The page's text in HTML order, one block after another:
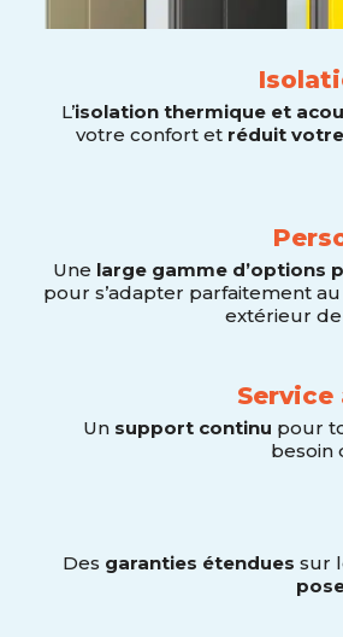
L’isolation thermique et
votre confort et réduit
Une large gamme d’options
pour s’adapter parfaitement
extérieur
Service
Un support continu pour
besoin
Des garanties étendues sur